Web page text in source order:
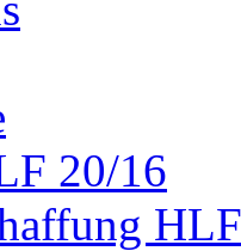
20/16
HLF